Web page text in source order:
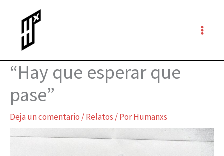
contenido
“Hay que esperar que
pase”
Deja un comentario /Relatos / PorHumanxs